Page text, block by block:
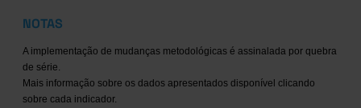
NOTAS
A implementação de mudanças metodológicas é assinalada por quebra
de série.
Mais informação sobre os dados apresentados disponível clicando
sobre cada indicador.